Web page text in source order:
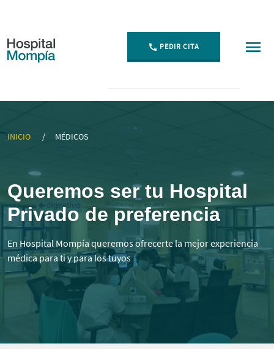
PEDIR CITA
INICIO MÉDICOS
Queremos ser tu Hospital
Privado de preferencia
En Hospital Mompía queremos ofrecerte la mejor experiencia
médica para ti y para los tuyos